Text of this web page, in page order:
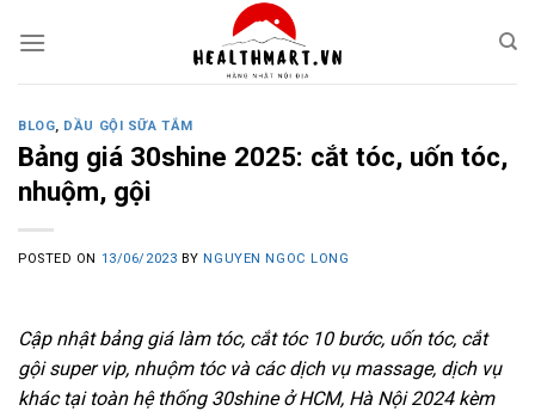
BLOG, DẦU GỘI SỮA TẮM
Bảng giá 30shine 2025: cắt tóc, uốn tóc,
nhuộm, gội
POSTED ON 13/06/2023 BY NGUYEN NGOC LONG
Cập nhật bảng giá làm tóc, cắt tóc 10 bước, uốn tóc, cắt
gội super vip, nhuộm tóc và các dịch vụ massage, dịch vụ
khác tại toàn hệ thống 30shine ở HCM, Hà Nội 2024 kèm